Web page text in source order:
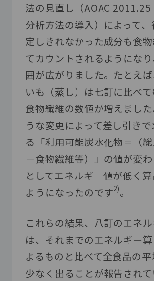
法の見直し（AOAC 2011.25
分析方法の導入）によって、
定しきれなかった成分も食
てカウントされるようにな
囲が広がりました。たとえ
いも（蒸し）は七訂に比べて
食物繊維の数値が増えまし
うな変更によって差し引き
る「利用可能炭水化物＝（
－食物繊維等）」の値が変
としてエネルギー値が低く
ようになったのです2)。
これらの結果、八訂のエネ
は、それまでのエネルギー
よるものと比べて全食品の平
少なく出ることが報告され